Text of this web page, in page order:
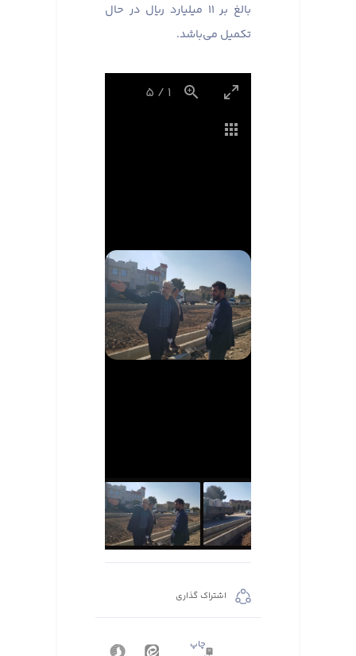
بالغ بر ۱۱ میلیارد ریال در حال
تکمیل می‌باشد.
1
/
5
اشتراک گذاری
چاپ